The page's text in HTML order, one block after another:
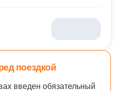
поездкой
введен обязательный